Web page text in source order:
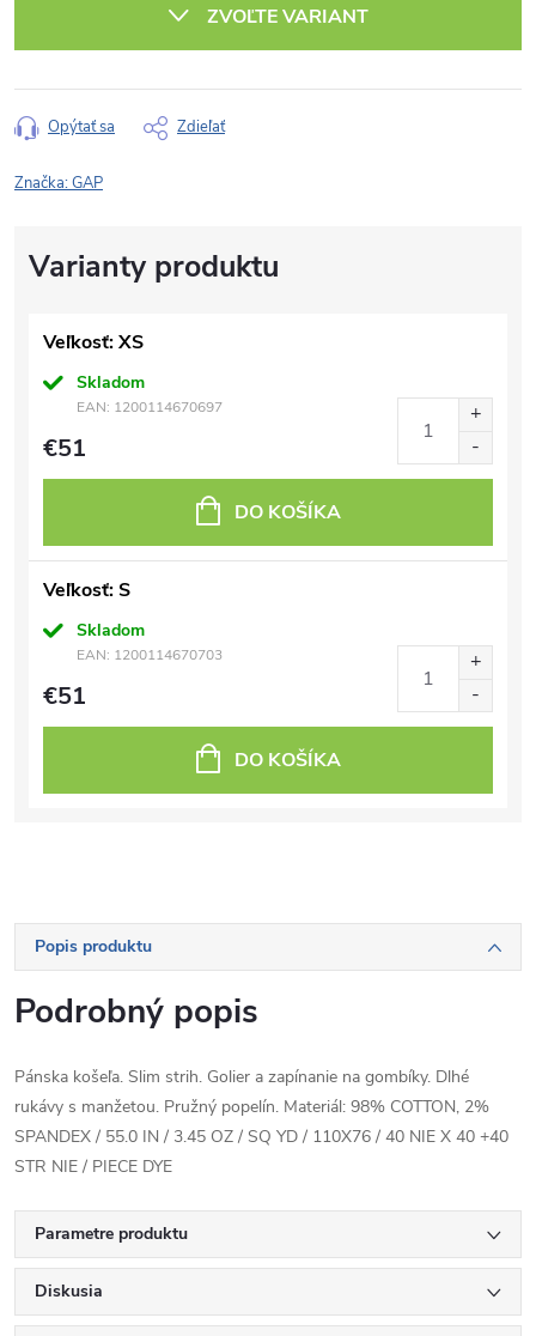
ZVOĽTE VARIANT
Opýtať sa Zdieľať
Značka:GAP
Veľkosť: XS
Skladom
EAN: 1200114670697
€51
DO KOŠÍKA
Veľkosť: S
Skladom
EAN: 1200114670703
€51
DO KOŠÍKA
Popis produktu
Podrobný popis
Pánska košeľa. Slim strih. Golier a zapínanie na gombíky. Dlhé
rukávy s manžetou. Pružný popelín. Materiál: 98% COTTON, 2%
SPANDEX / 55.0 IN / 3.45 OZ / SQ YD / 110X76 / 40 NIE X 40 +40
STR NIE / PIECE DYE
Parametre produktu
Diskusia